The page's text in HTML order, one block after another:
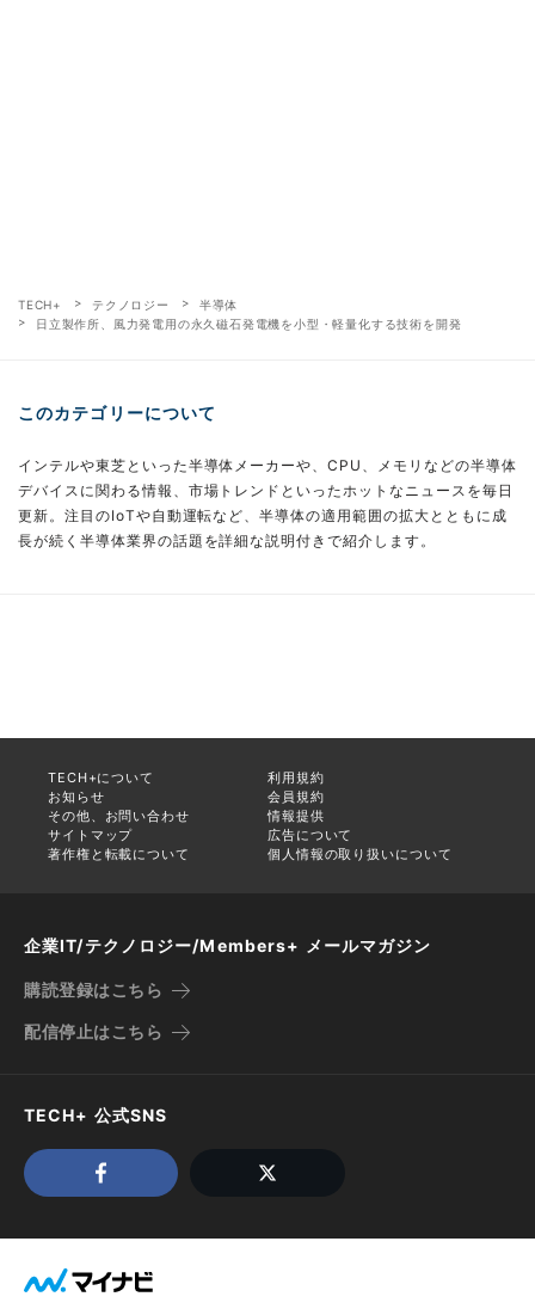
TECH+ テクノロジー
半導体
日立製作所、風力発電用の永久磁石発電機を小型・軽量化する技術を開発
このカテゴリーについて
インテルや東芝といった半導体メーカーや、CPU、メモリなどの半導体
デバイスに関わる情報、市場トレンドといったホットなニュースを毎日
更新。注目のIoTや自動運転など、半導体の適用範囲の拡大とともに成
長が続く半導体業界の話題を詳細な説明付きで紹介します。
TECH+について
利用規約
お知らせ
会員規約
その他、お問い合わせ
情報提供
サイトマップ
広告について
著作権と転載について
個人情報の取り扱いについて
企業IT/テクノロジー/Members+ メールマガジン
購読登録はこちら
配信停止はこちら
TECH+ 公式SNS